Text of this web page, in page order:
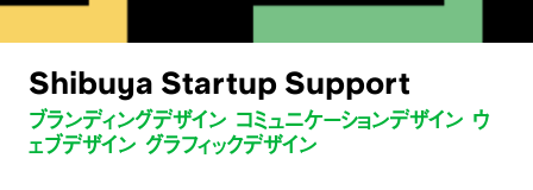
Shibuya Startup Support
ブランディングデザイン コミュニケーションデザイン ウ
ェブデザイン グラフィックデザイン